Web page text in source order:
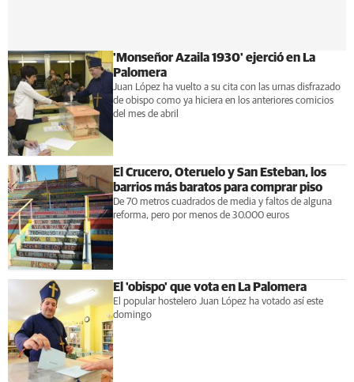
'Monseñor Azaila 1930' ejerció en La
Palomera
Juan López ha vuelto a su cita con las urnas disfrazado
de obispo como ya hiciera en los anteriores comicios
del mes de abril
El Crucero, Oteruelo y San Esteban, los
barrios más baratos para comprar piso
De 70 metros cuadrados de media y faltos de alguna
reforma, pero por menos de 30.000 euros
El 'obispo' que vota en La Palomera
El popular hostelero Juan López ha votado así este
domingo